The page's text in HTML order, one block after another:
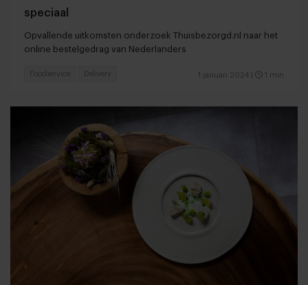
speciaal
Opvallende uitkomsten onderzoek Thuisbezorgd.nl naar het
online bestelgedrag van Nederlanders
1 januari 2024 1 min
Foodservice Delivery